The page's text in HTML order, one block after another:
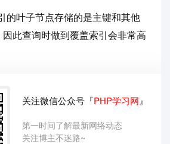
的叶子节点存储的是主键和其他
此查询时做到覆盖索引会非常高
关注微信公众号『PHP学习网 』
第一时间了解最新网络动态
关注博主不迷路~